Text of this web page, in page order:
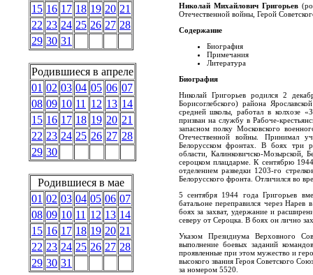
15 16 17 18 19 20 21
22 23 24 25 26 27 28
29 30 31
Родившиеся в апреле
01 02 03 04 05 06 07
08 09 10 11 12 13 14
15 16 17 18 19 20 21
22 23 24 25 26 27 28
29 30
Родившиеся в мае
01 02 03 04 05 06 07
08 09 10 11 12 13 14
15 16 17 18 19 20 21
22 23 24 25 26 27 28
29 30 31
Николай Михайлович Григорьев
Отечественной войны, Герой
Содержание
Биография
Примечания
Литература
Биография
Николай Григорьев родился 2
Борисоглебского) района
средней школы, работал в колхозе
призван на службу в Рабоче-
запасном полку Московского
Отечественной войны. Принимал
Белорусском фронтах. В боях три
области, Калинковичско-Мозырской,
сероцком плацдарме. К сентябрю
отделением разведки 1203-го
Белорусского фронта. Отличился во
5 сентября 1944 года Григорьев
батальоне переправился через Нарев
боях за захват, удержание и
северу от Сероцка. В боях он лично
Указом Президиума Верховного
выполнение боевых заданий
проявленные при этом мужество и
высокого звания Героя Советского
за номером 5520.